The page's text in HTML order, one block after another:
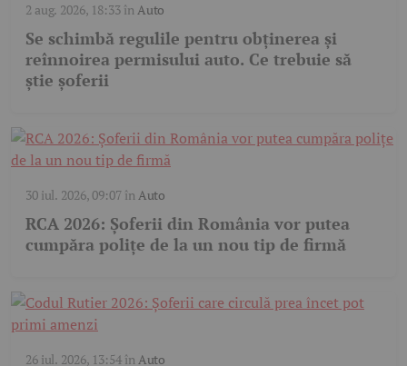
2 aug. 2026, 18:33înAuto
Se schimbă regulile pentru obținerea și
reînnoirea permisului auto. Ce trebuie să
știe șoferii
30 iul. 2026, 09:07înAuto
RCA 2026: Șoferii din România vor putea
cumpăra polițe de la un nou tip de firmă
26 iul. 2026, 13:54înAuto